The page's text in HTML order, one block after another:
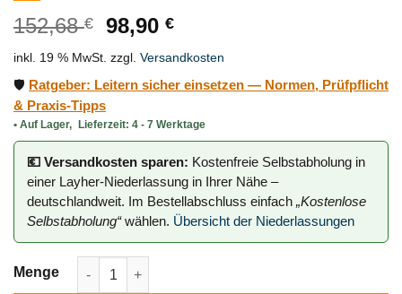
152,68€
Ursprünglicher
war:
152,68 €
98,90€Aktueller
ist:
98,90 €.
inkl. 19 % MwSt. zzgl. Versandkosten
🛡️ Ratgeber: Leitern sicher einsetzen — Normen, Prüfpflicht
& Praxis-Tipps
Lieferzeit: 4 - 7 Werktage
💶 Versandkosten sparen: Kostenfreie Selbstabholung in
einer Layher-Niederlassung in Ihrer Nähe –
deutschlandweit. Im Bestellabschluss einfach „Kostenlose
Selbstabholung“wählen. Übersicht der Niederlassungen
Stufeneinhängetritt Holm 100mm Menge